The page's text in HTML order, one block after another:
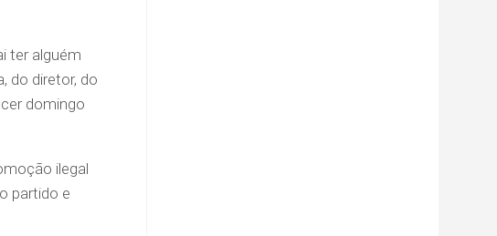
ter alguém
do diretor, do
domingo
ilegal
partido e